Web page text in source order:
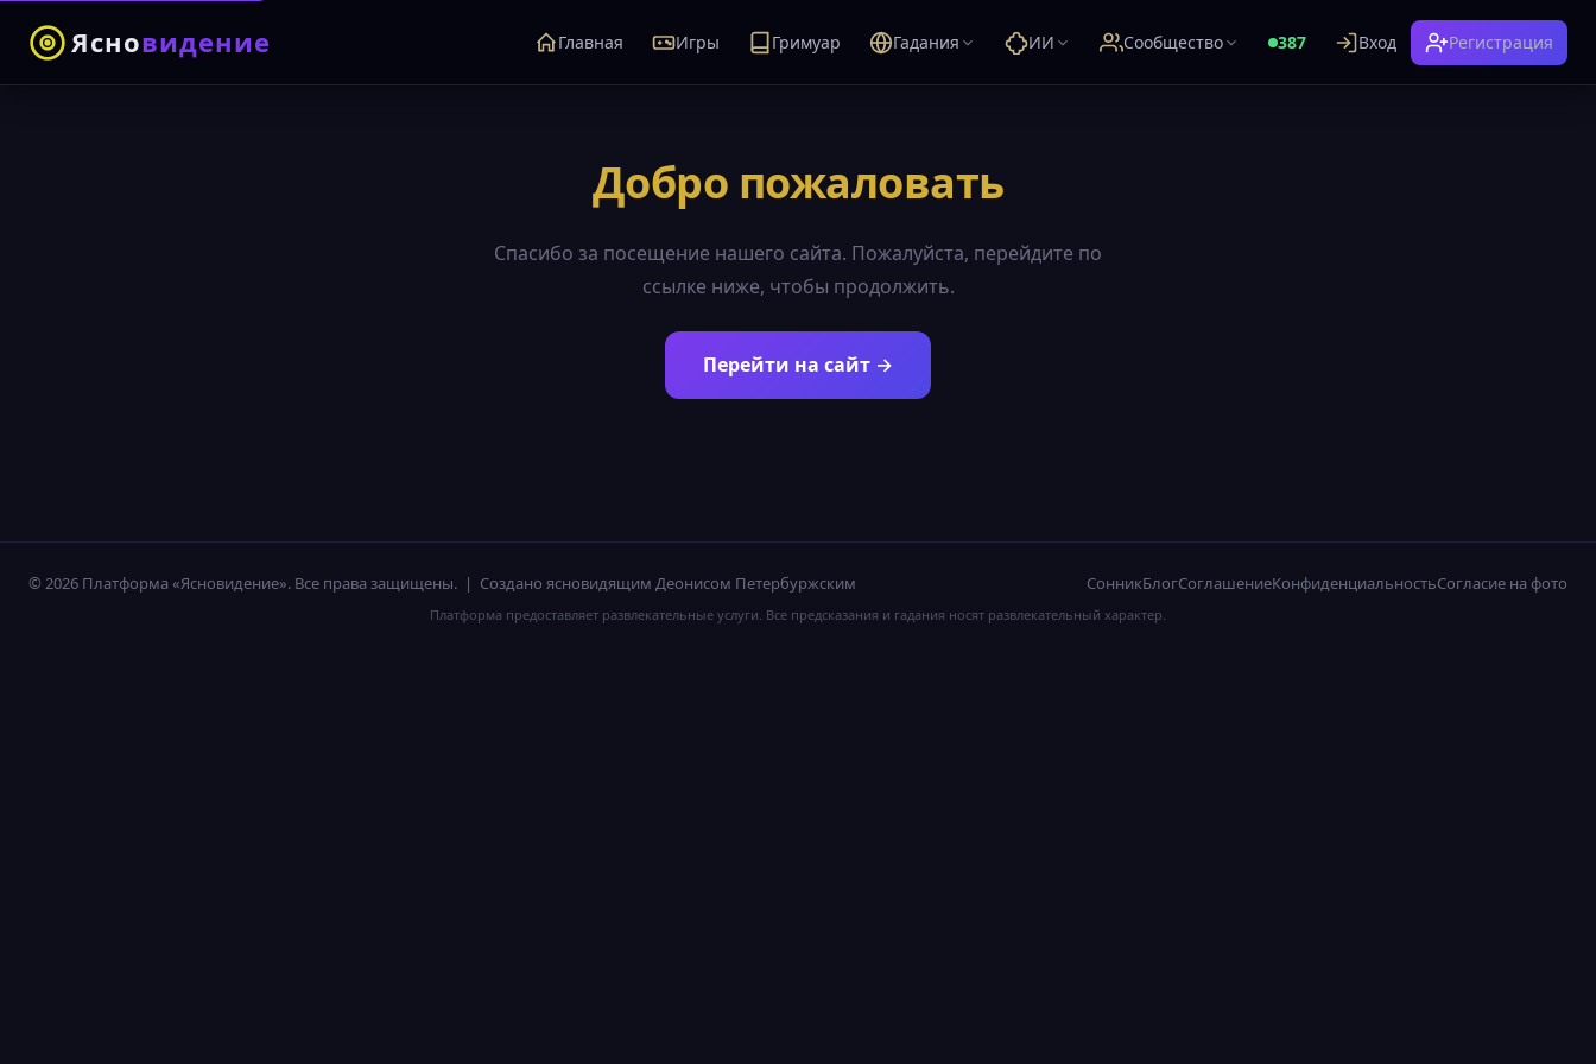
Ясновидение Главная Игры Гримуар Гадания ИИ Сообщество 387 Вход Регистрация
Добро пожаловать
Спасибо за посещение нашего сайта. Пожалуйста, перейдите по
ссылке ниже, чтобы продолжить.
Перейти на сайт →
© 2026 Платформа «Ясновидение». Все права защищены. | Создано ясновидящим Деонисом Петербуржским СонникБлогСоглашениеКонфиденциальностьСогласие на фото
Платформа предоставляет развлекательные услуги. Все предсказания и гадания носят развлекательный характер.